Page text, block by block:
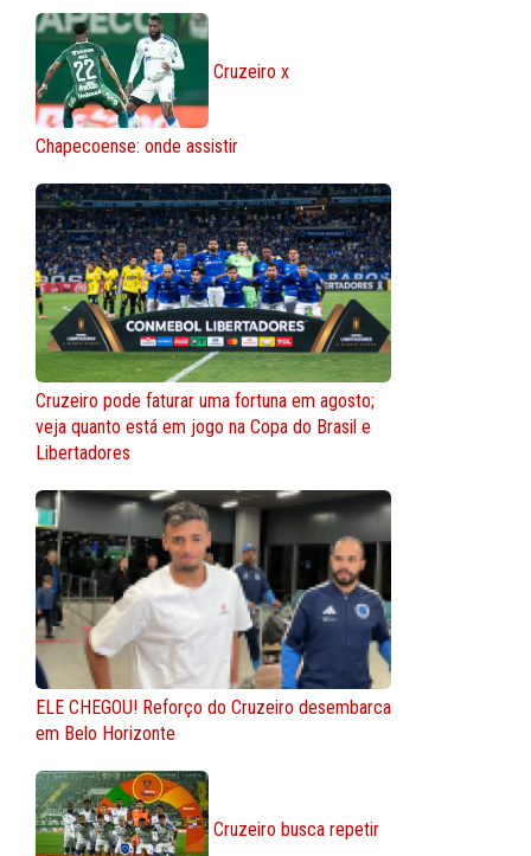
Cruzeiro x
Chapecoense: onde assistir
Cruzeiro pode faturar uma fortuna em agosto;
veja quanto está em jogo na Copa do Brasil e
Libertadores
ELE CHEGOU! Reforço do Cruzeiro desembarca
em Belo Horizonte
Cruzeiro busca repetir